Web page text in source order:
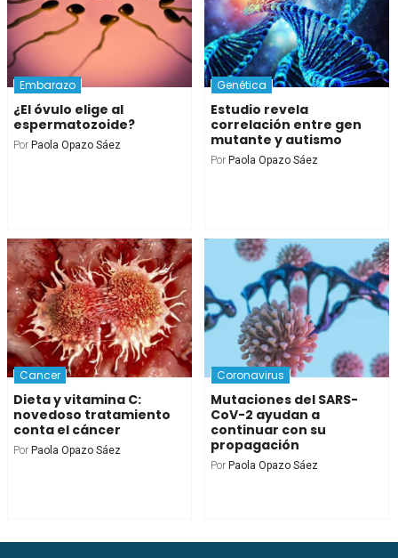
Embarazo
¿El óvulo elige al
espermatozoide?
Por Paola Opazo Sáez
Genética
Estudio revela
correlación entre gen
mutante y autismo
Por Paola Opazo Sáez
Cancer
Dieta y vitamina C:
novedoso tratamiento
conta el cáncer
Por Paola Opazo Sáez
Coronavirus
Mutaciones del SARS-
CoV-2 ayudan a
continuar con su
propagación
Por Paola Opazo Sáez